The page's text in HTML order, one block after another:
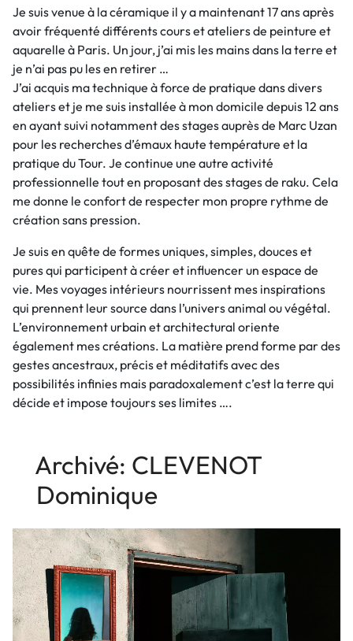
Je suis venue à la céramique il y a maintenant 17 ans après
avoir fréquenté différents cours et ateliers de peinture et
aquarelle à Paris. Un jour, j’ai mis les mains dans la terre et
je n’ai pas pu les en retirer …
J’ai acquis ma technique à force de pratique dans divers
ateliers et je me suis installée à mon domicile depuis 12 ans
en ayant suivi notamment des stages auprès de Marc Uzan
pour les recherches d’émaux haute température et la
pratique du Tour. Je continue une autre activité
professionnelle tout en proposant des stages de raku. Cela
me donne le confort de respecter mon propre rythme de
création sans pression.
Je suis en quête de formes uniques, simples, douces et
pures qui participent à créer et influencer un espace de
vie. Mes voyages intérieurs nourrissent mes inspirations
qui prennent leur source dans l’univers animal ou végétal.
L’environnement urbain et architectural oriente
également mes créations. La matière prend forme par des
gestes ancestraux, précis et méditatifs avec des
possibilités infinies mais paradoxalement c’est la terre qui
décide et impose toujours ses limites ….
Archivé: CLEVENOT
Dominique